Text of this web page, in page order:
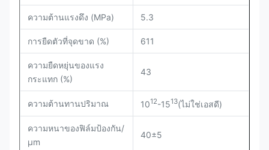
ความต้านแรงดึง (MPa) 5.3
การยืดตัวที่จุดขาด (%) 611
ความยืดหยุ่นของแรง
กระแทก (%)
43
ความต้านทานปริมาณ 1012-1513(ไม่ใช่เอสดี)
ความหนาของฟิล์มป้องกัน/
µm
40±5